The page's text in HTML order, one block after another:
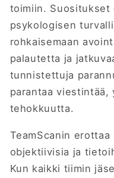
toimiin. Suositukset
psykologisen
rohkaisemaan
palautetta ja
tunnistettuja
parantaa
tehokkuutta.
TeamScanin
objektiivisia ja
Kun kaikki tiimin